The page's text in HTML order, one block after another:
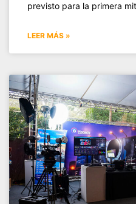
previsto para la primera
LEER MÁS »